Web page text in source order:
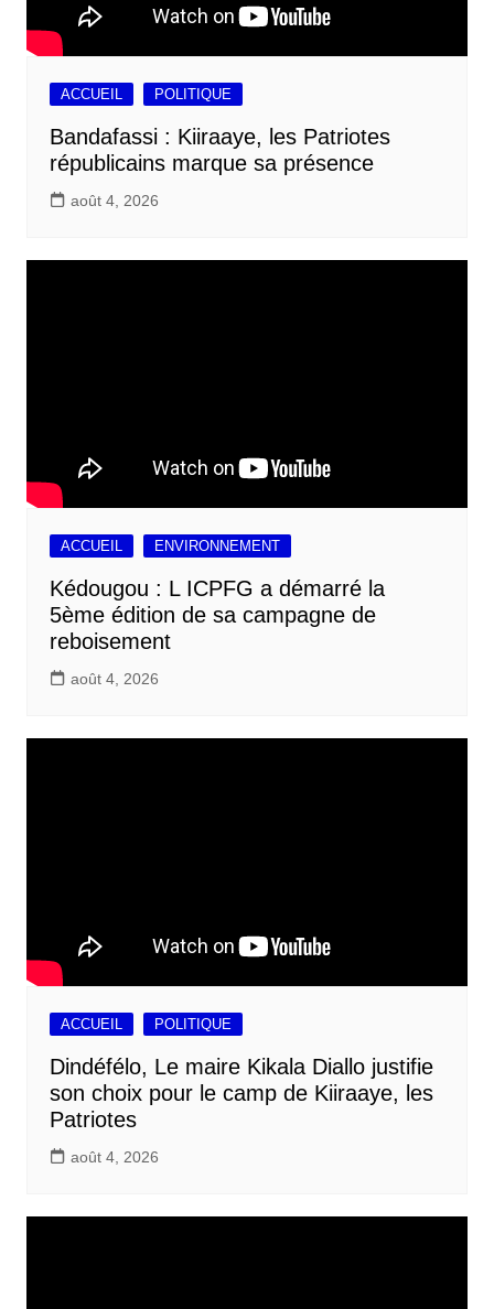
ACCUEIL POLITIQUE
Bandafassi : Kiiraaye, les Patriotes
républicains marque sa présence
août 4, 2026
ACCUEIL ENVIRONNEMENT
Kédougou : L ICPFG a démarré la
5ème édition de sa campagne de
reboisement
août 4, 2026
ACCUEIL POLITIQUE
Dindéfélo, Le maire Kikala Diallo justifie
son choix pour le camp de Kiiraaye, les
Patriotes
août 4, 2026